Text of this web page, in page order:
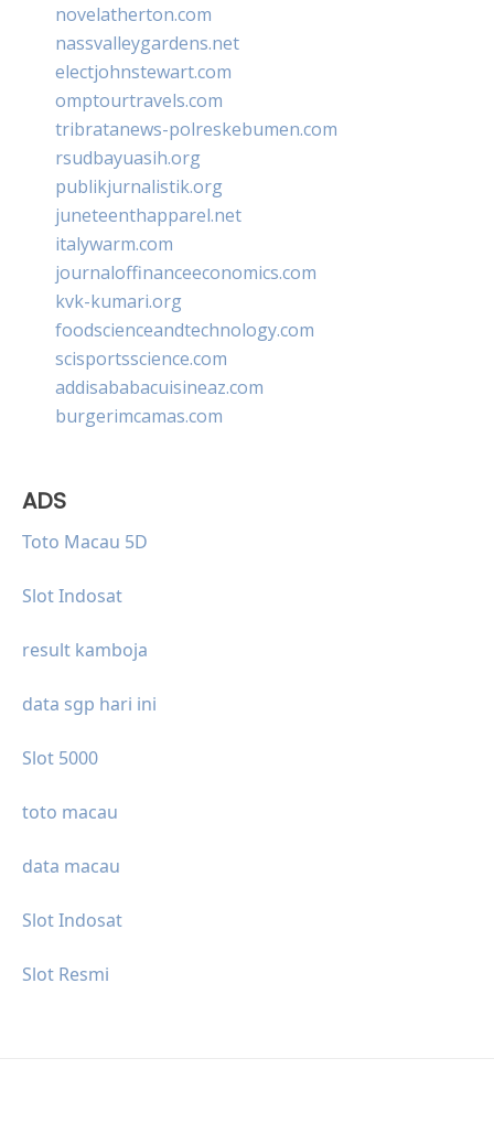
novelatherton.com
nassvalleygardens.net
electjohnstewart.com
omptourtravels.com
tribratanews-polreskebumen.com
rsudbayuasih.org
publikjurnalistik.org
juneteenthapparel.net
italywarm.com
journaloffinanceeconomics.com
kvk-kumari.org
foodscienceandtechnology.com
scisportsscience.com
addisababacuisineaz.com
burgerimcamas.com
ADS
Toto Macau 5D
Slot Indosat
result kamboja
data sgp hari ini
Slot 5000
toto macau
data macau
Slot Indosat
Slot Resmi